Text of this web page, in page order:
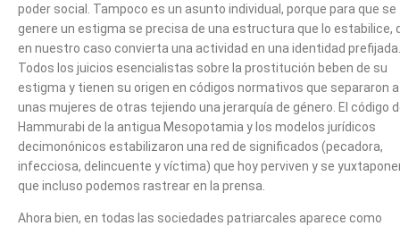
poder social. Tampoco es un asunto individual, porque para que se
genere un estigma se precisa de una estructura que lo estabilice,
en nuestro caso convierta una actividad en una identidad prefijada.
Todos los juicios esencialistas sobre la prostitución beben de su
estigma y tienen su origen en códigos normativos que separaron a
unas mujeres de otras tejiendo una jerarquía de género. El código
Hammurabi de la antigua Mesopotamia y los modelos jurídicos
decimonónicos estabilizaron una red de significados (pecadora,
infecciosa, delincuente y víctima) que hoy perviven y se
que incluso podemos rastrear en la prensa.
Ahora bien, en todas las sociedades patriarcales aparece como